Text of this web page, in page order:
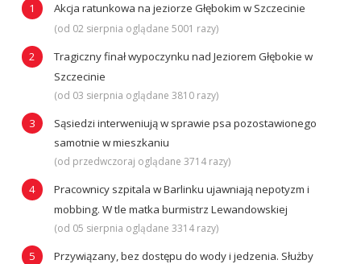
Akcja ratunkowa na jeziorze Głębokim w Szczecinie
(od 02 sierpnia oglądane 5001 razy)
Tragiczny finał wypoczynku nad Jeziorem Głębokie w
Szczecinie
(od 03 sierpnia oglądane 3810 razy)
Sąsiedzi interweniują w sprawie psa pozostawionego
samotnie w mieszkaniu
(od przedwczoraj oglądane 3714 razy)
Pracownicy szpitala w Barlinku ujawniają nepotyzm i
mobbing. W tle matka burmistrz Lewandowskiej
(od 05 sierpnia oglądane 3314 razy)
Przywiązany, bez dostępu do wody i jedzenia. Służby